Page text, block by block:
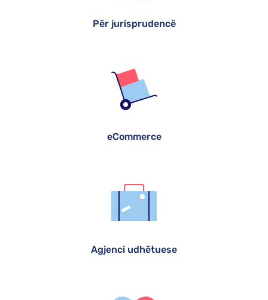
Për jurisprudencë
eCommerce
Agjenci udhëtuese